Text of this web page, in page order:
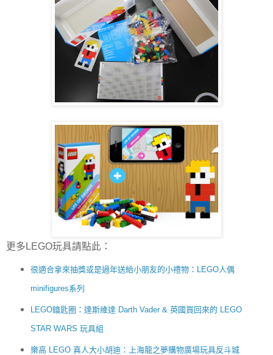
更多LEGO玩具請點此：
很適合拿來抽獎或是過年送給小朋友的小禮物：LEGO人偶
minifigures系列
LEGO鑰匙圈：達斯維達 Darth Vader & 英國買回來的 LEGO
STAR WARS 玩具組
樂高 LEGO 真人大小胡迪：上海龍之夢購物廣場玩具反斗城